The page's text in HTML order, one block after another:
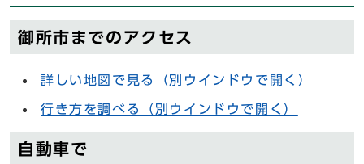
御所市までのアクセス
詳しい地図で見る （別ウインドウで開く）
行き方を調べる （別ウインドウで開く）
自動車で